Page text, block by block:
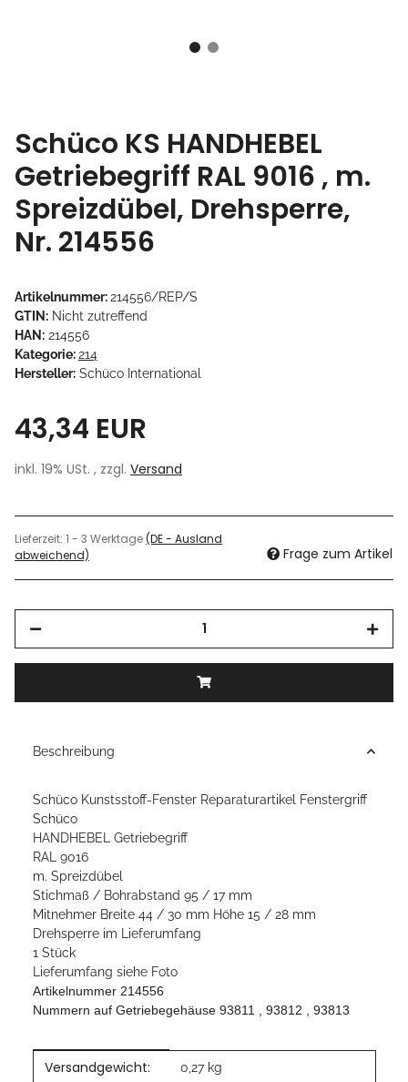
Schüco KS HANDHEBEL
Getriebegriff RAL 9016 , m.
Spreizdübel, Drehsperre,
Nr. 214556
Artikelnummer:214556/REP/S
GTIN: Nicht zutreffend
HAN: 214556
Kategorie:214
Hersteller: Schüco International
43,34 EUR
inkl. 19% USt. , zzgl. Versand
Lieferzeit: 1 - 3 Werktage(DE - Ausland
abweichend)
Frage zum Artikel
Beschreibung
Schüco Kunstsstoff-Fenster Reparaturartikel Fenstergriff
Schüco
HANDHEBEL Getriebegriff
RAL 9016
m. Spreizdübel
Stichmaß / Bohrabstand 95 / 17 mm
Mitnehmer Breite 44 / 30 mm Höhe 15 / 28 mm
Drehsperre im Lieferumfang
1 Stück
Lieferumfang siehe Foto
Artikelnummer 214556
Nummern auf Getriebegehäuse 93811 , 93812 , 93813
Produkteigenschaft
Wert
Versandgewicht: 0,27 kg